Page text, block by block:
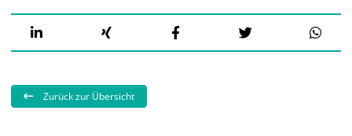
Zurück zur Übersicht